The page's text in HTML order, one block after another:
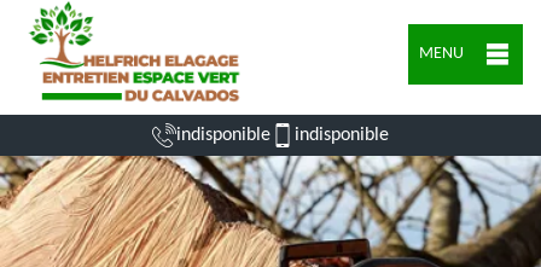
MENU
indisponible indisponible